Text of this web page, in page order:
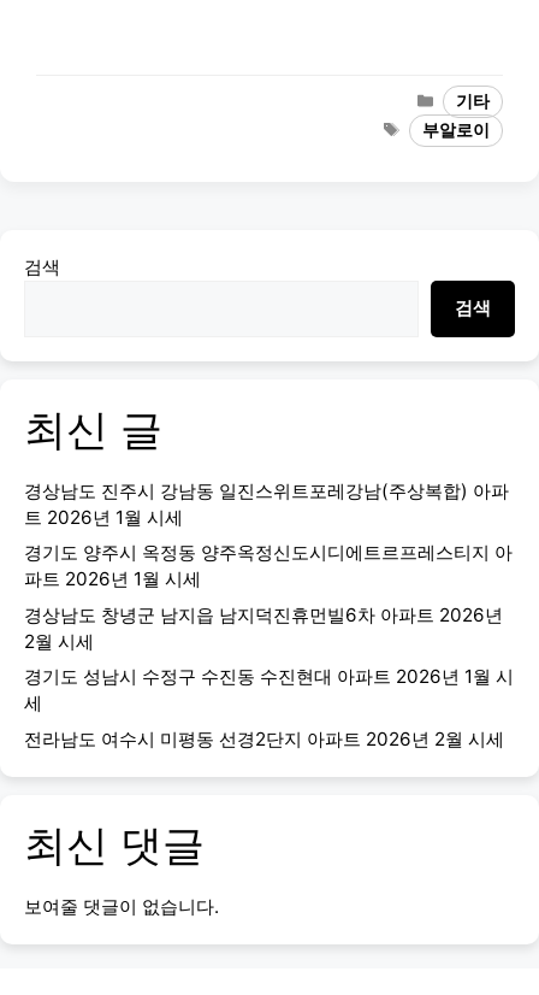
Categories
기타
Tags부알로이
검색
검색
최신 글
경상남도 진주시 강남동 일진스위트포레강남(주상복합) 아파
트 2026년 1월 시세
경기도 양주시 옥정동 양주옥정신도시디에트르프레스티지 아
파트 2026년 1월 시세
경상남도 창녕군 남지읍 남지덕진휴먼빌6차 아파트 2026년
2월 시세
경기도 성남시 수정구 수진동 수진현대 아파트 2026년 1월 시
세
전라남도 여수시 미평동 선경2단지 아파트 2026년 2월 시세
최신 댓글
보여줄 댓글이 없습니다.